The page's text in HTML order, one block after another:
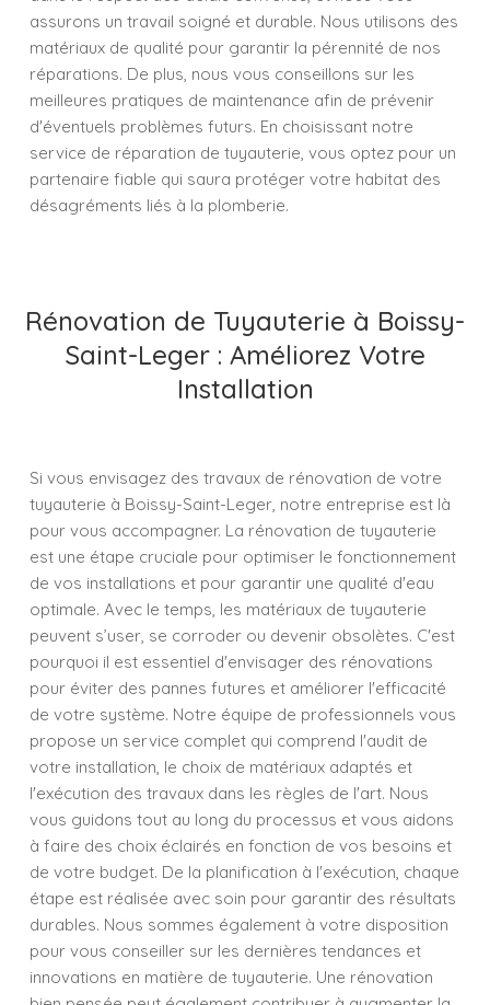
assurons un travail soigné et durable. Nous utilisons des
matériaux de qualité pour garantir la pérennité de nos
réparations. De plus, nous vous conseillons sur les
meilleures pratiques de maintenance afin de prévenir
d'éventuels problèmes futurs. En choisissant notre
service de réparation de tuyauterie, vous optez pour un
partenaire fiable qui saura protéger votre habitat des
désagréments liés à la plomberie.
Rénovation de Tuyauterie à Boissy-
Saint-Leger : Améliorez Votre
Installation
Si vous envisagez des travaux de rénovation de votre
tuyauterie à Boissy-Saint-Leger, notre entreprise est là
pour vous accompagner. La rénovation de tuyauterie
est une étape cruciale pour optimiser le fonctionnement
de vos installations et pour garantir une qualité d'eau
optimale. Avec le temps, les matériaux de tuyauterie
peuvent s’user, se corroder ou devenir obsolètes. C'est
pourquoi il est essentiel d'envisager des rénovations
pour éviter des pannes futures et améliorer l'efficacité
de votre système. Notre équipe de professionnels vous
propose un service complet qui comprend l'audit de
votre installation, le choix de matériaux adaptés et
l'exécution des travaux dans les règles de l'art. Nous
vous guidons tout au long du processus et vous aidons
à faire des choix éclairés en fonction de vos besoins et
de votre budget. De la planification à l'exécution, chaque
étape est réalisée avec soin pour garantir des résultats
durables. Nous sommes également à votre disposition
pour vous conseiller sur les dernières tendances et
innovations en matière de tuyauterie. Une rénovation